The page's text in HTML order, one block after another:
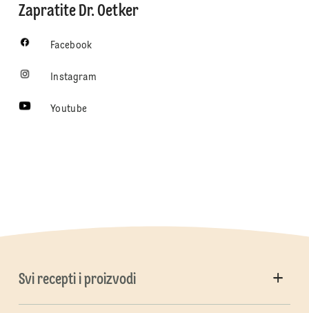
Zapratite Dr. Oetker
Facebook
Instagram
Youtube
Svi recepti i proizvodi